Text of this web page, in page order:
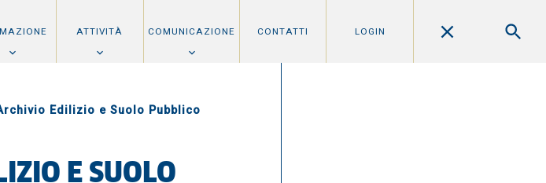
ATTIVITÀ COMUNICAZIONE CONTATTI LOGIN
Edilizio e Suolo Pubblico
E SUOLO